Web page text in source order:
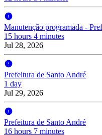
Manutenção programada -
15 hours 4 minutes
Jul 28, 2026
Prefeitura de Santo André
1 day
Jul 29, 2026
Prefeitura de Santo André
16 hours 7 minutes